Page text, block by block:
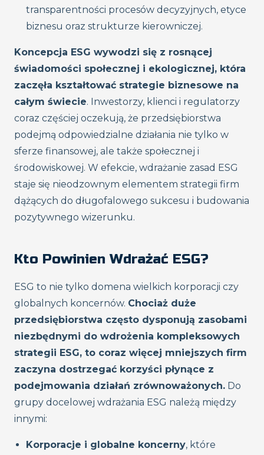
transparentności procesów decyzyjnych, etyce
biznesu oraz strukturze kierowniczej.
Koncepcja ESG wywodzi się z rosnącej
świadomości społecznej i ekologicznej, która
zaczęła kształtować strategie biznesowe na
całym świecie. Inwestorzy, klienci i regulatorzy
coraz częściej oczekują, że przedsiębiorstwa
podejmą odpowiedzialne działania nie tylko w
sferze finansowej, ale także społecznej i
środowiskowej. W efekcie, wdrażanie zasad ESG
staje się nieodzownym elementem strategii firm
dążących do długofalowego sukcesu i budowania
pozytywnego wizerunku.
Kto Powinien Wdrażać ESG?
ESG to nie tylko domena wielkich korporacji czy
globalnych koncernów. Chociaż duże
przedsiębiorstwa często dysponują zasobami
niezbędnymi do wdrożenia kompleksowych
strategii ESG, to coraz więcej mniejszych firm
zaczyna dostrzegać korzyści płynące z
podejmowania działań zrównoważonych. Do
grupy docelowej wdrażania ESG należą między
innymi:
Korporacje i globalne koncerny, które